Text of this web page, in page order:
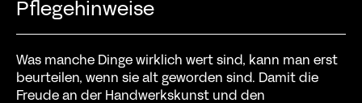
Pflegehinweise
Was manche Dinge wirklich wert sind, kann man erst
beurteilen, wenn sie alt geworden sind. Damit die
Freude an der Handwerkskunst und den